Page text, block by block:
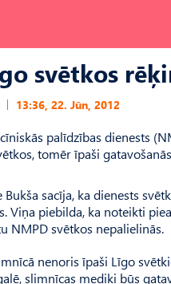
svētkos
13:36, 22. Jūn, 2012
palīdzības dienests
tomēr īpaši
Bukša sacīja, ka dienests
Viņa piebilda, ka noteikti
NMPD svētkos nepalielinās.
nenoris īpaši Līgo
slimnīcas mediķi būs